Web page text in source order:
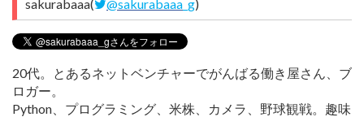
sakurabaaa( @sakurabaaa_g)
20代。とあるネットベンチャーでがんばる働き屋さん、ブ
ロガー。
Python、プログラミング、米株、カメラ、野球観戦。趣味